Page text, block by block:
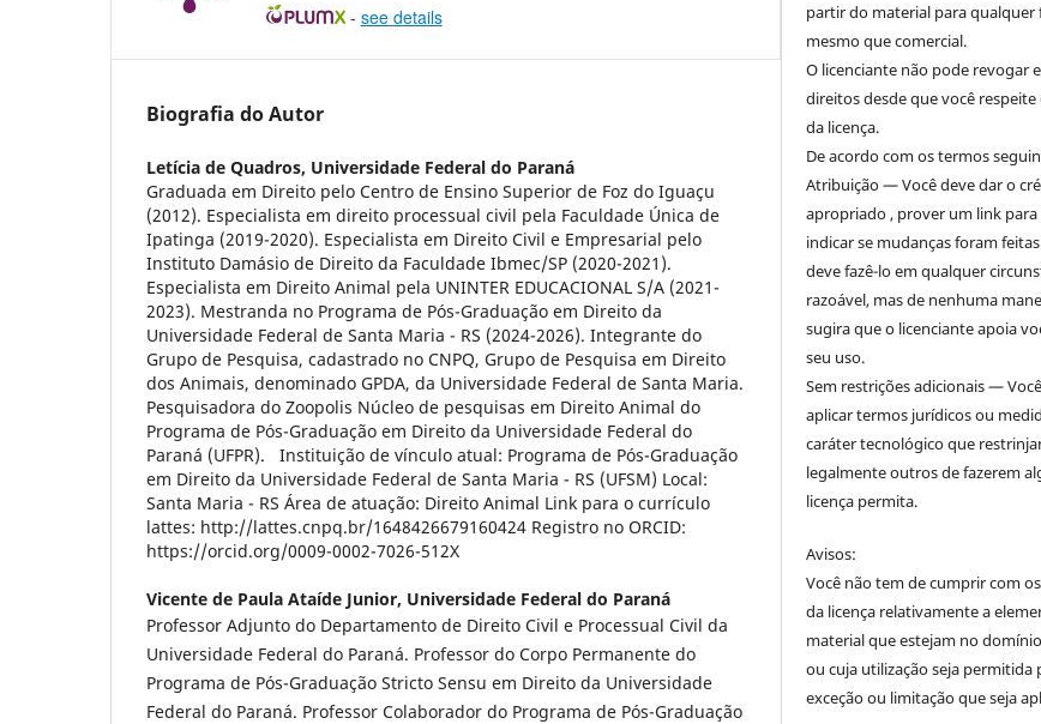
- see details
Biografia do Autor
Letícia de Quadros, Universidade Federal do Paraná
Graduada em Direito pelo Centro de Ensino Superior de Foz do Iguaçu
(2012). Especialista em direito processual civil pela Faculdade Única de
Ipatinga (2019-2020). Especialista em Direito Civil e Empresarial pelo
Instituto Damásio de Direito da Faculdade Ibmec/SP (2020-2021).
Especialista em Direito Animal pela UNINTER EDUCACIONAL S/A (2021-
2023). Mestranda no Programa de Pós-Graduação em Direito da
Universidade Federal de Santa Maria - RS (2024-2026). Integrante do
Grupo de Pesquisa, cadastrado no CNPQ, Grupo de Pesquisa em Direito
dos Animais, denominado GPDA, da Universidade Federal de Santa Maria.
Pesquisadora do Zoopolis Núcleo de pesquisas em Direito Animal do
Programa de Pós-Graduação em Direito da Universidade Federal do
Paraná (UFPR). Instituição de vínculo atual: Programa de Pós-Graduação
em Direito da Universidade Federal de Santa Maria - RS (UFSM) Local:
Santa Maria - RS Área de atuação: Direito Animal Link para o currículo
lattes: http://lattes.cnpq.br/1648426679160424 Registro no ORCID:
https://orcid.org/0009-0002-7026-512X
Vicente de Paula Ataíde Junior, Universidade Federal do Paraná
Professor Adjunto do Departamento de Direito Civil e Processual Civil da
Universidade Federal do Paraná. Professor do Corpo Permanente do
Programa de Pós-Graduação Stricto Sensu em Direito da Universidade
Federal do Paraná. Professor Colaborador do Programa de Pós-Graduação
partir do material para qualquer
mesmo que comercial.
O licenciante não pode revogar
direitos desde que você
da licença.
De acordo com os termos
Atribuição — Você deve dar o
apropriado , prover um link para
indicar se mudanças foram
deve fazê-lo em qualquer
razoável, mas de nenhuma
sugira que o licenciante apoia
seu uso.
Sem restrições adicionais —
aplicar termos jurídicos ou
caráter tecnológico que
legalmente outros de fazerem
licença permita.
Avisos:
Você não tem de cumprir com
da licença relativamente a
material que estejam no
ou cuja utilização seja permitida
exceção ou limitação que seja